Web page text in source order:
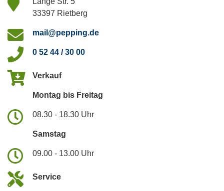
33397 Rietberg
mail@pepping.de
0 52 44 / 30 00
Verkauf
Montag bis Freitag
08.30 - 18.30 Uhr
Samstag
09.00 - 13.00 Uhr
Service